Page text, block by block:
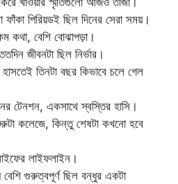
ফাঁকা পিরিয়ডই ছিল দিনের সেরা সময়।
বেশি বোঝাপড়া।
জীবনটা ছিল নির্ভার।
তিনটা বছর কিভাবে চলে গেল
টেনশন, একসাথে স্বস্তির হাসি।
কলেজে, কিন্তু শেষটা কখনো হবে
লাইফলাইন।
বেশি গুরুত্বপূর্ণ ছিল বন্ধুর একটা